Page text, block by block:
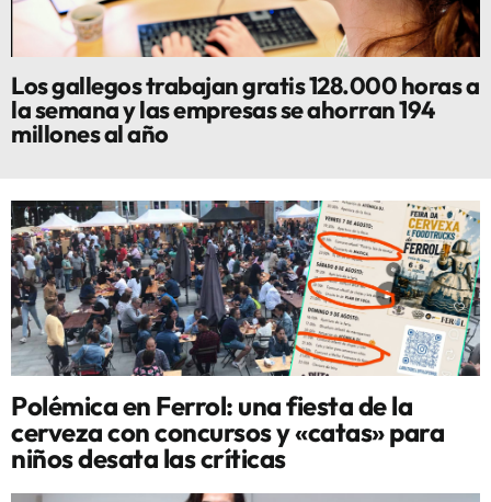
Los gallegos trabajan gratis 128.000 horas a
la semana y las empresas se ahorran 194
millones al año
Polémica en Ferrol: una fiesta de la
cerveza con concursos y «catas» para
niños desata las críticas